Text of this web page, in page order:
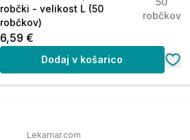
robčki - velikost L (50
robčkov)
robčkov
6,59 €
Dodaj v košarico
Lekarnar.com